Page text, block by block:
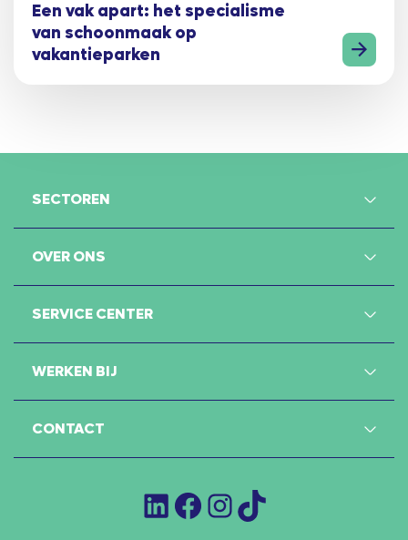
Een vak apart: het specialisme
van schoonmaak op
vakantieparken
SECTOREN
OVER ONS
SERVICE CENTER
WERKEN BIJ
CONTACT
LinkedInFacebook
Instagram
TikTok